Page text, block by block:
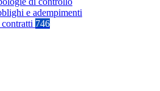
e adempimenti
746